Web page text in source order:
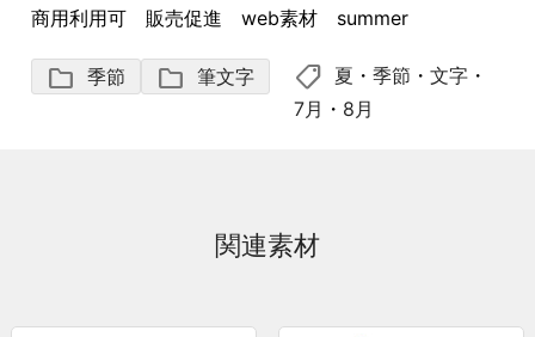
商用利用可 販売促進 web素材 summer
folder 季節 folder 筆文字 shoppingmode 夏 ・季節 ・文字 ・
7月 ・ 8月
関連素材